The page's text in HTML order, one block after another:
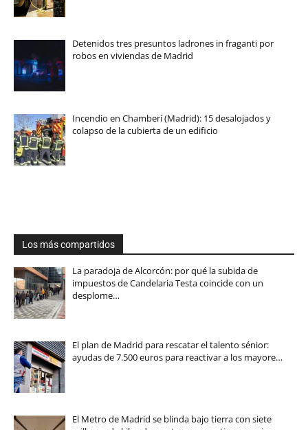
Detenidos tres presuntos ladrones in fraganti por
robos en viviendas de Madrid
Incendio en Chamberí (Madrid): 15 desalojados y
colapso de la cubierta de un edificio
Los más compartidos
La paradoja de Alcorcón: por qué la subida de
impuestos de Candelaria Testa coincide con un
desplome…
El plan de Madrid para rescatar el talento sénior:
ayudas de 7.500 euros para reactivar a los mayore…
El Metro de Madrid se blinda bajo tierra con siete